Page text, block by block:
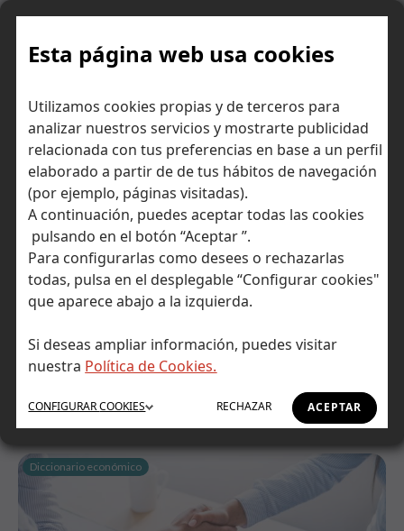
Esta página web usa cookies
Utilizamos cookies propias y de terceros para
analizar nuestros servicios y mostrarte publicidad
relacionada con tus preferencias en base a un perfil
elaborado a partir de de tus hábitos de navegación
(por ejemplo, páginas visitadas).
A continuación, puedes aceptar todas las cookies
pulsando en el botón “Aceptar ”.
Para configurarlas como desees o rechazarlas
todas, pulsa en el desplegable “Configurar cookies"
que aparece abajo a la izquierda.
Si deseas ampliar información, puedes visitar
nuestra Política de Cookies.
ACEPTAR
RECHAZAR
CONFIGURARCOOKIES
Skip
Ir a Self Bank »
El Blog de Self
Bank
Euronext
Diccionario económico